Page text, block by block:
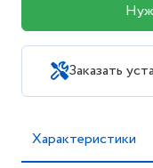
Заказать
Характеристики